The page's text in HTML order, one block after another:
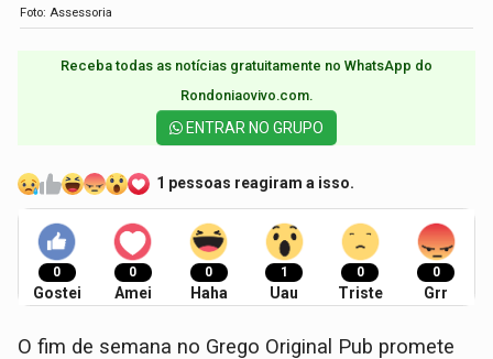
Foto: Assessoria
Receba todas as notícias gratuitamente no WhatsApp do
Rondoniaovivo.com.​
ENTRAR NO GRUPO
1 pessoas reagiram a isso.
0
Gostei
0
Amei
0
Haha
1
Uau
0
Triste
0
Grr
O fim de semana no Grego Original Pub promete